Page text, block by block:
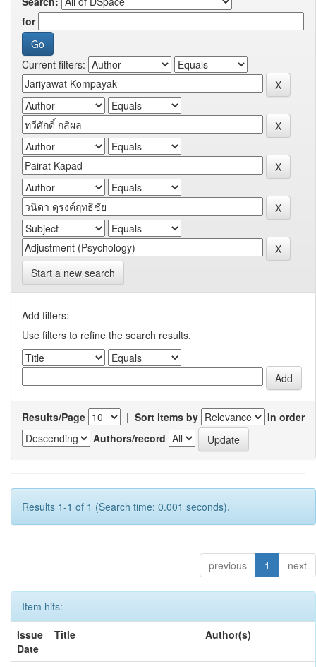
for
Current filters:
Start a new search
Add filters:
Use filters to refine the search results.
Results/Page | Sort items by
In order
Authors/record
Results 1-1 of 1 (Search time: 0.001 seconds).
previous 1 next
Item hits:
Issue
Date
Title Author(s)